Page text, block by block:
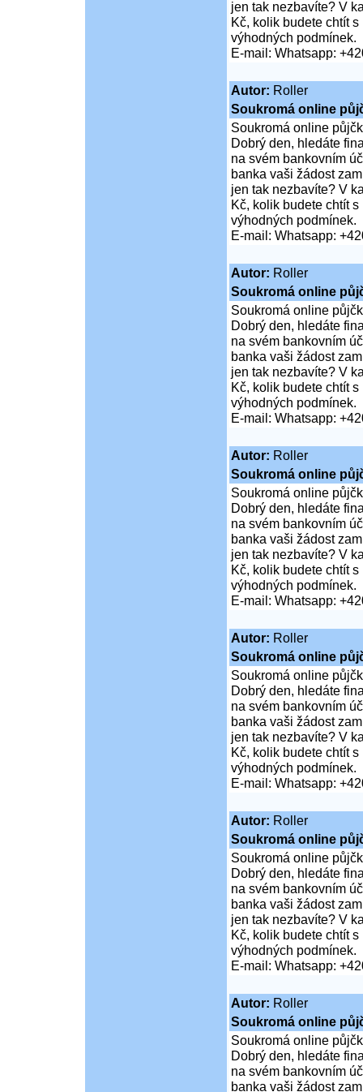
jen tak nezbavíte? V
Kč, kolik budete chtít
výhodných podmínek.
E-mail: Whatsapp:
Autor: Roller
Soukromá online
Soukromá online
Dobrý den, hledáte
na svém bankovním
banka vaši žádost
jen tak nezbavíte? V
Kč, kolik budete chtít
výhodných podmínek.
E-mail: Whatsapp:
Autor: Roller
Soukromá online
Soukromá online
Dobrý den, hledáte
na svém bankovním
banka vaši žádost
jen tak nezbavíte? V
Kč, kolik budete chtít
výhodných podmínek.
E-mail: Whatsapp:
Autor: Roller
Soukromá online
Soukromá online
Dobrý den, hledáte
na svém bankovním
banka vaši žádost
jen tak nezbavíte? V
Kč, kolik budete chtít
výhodných podmínek.
E-mail: Whatsapp:
Autor: Roller
Soukromá online
Soukromá online
Dobrý den, hledáte
na svém bankovním
banka vaši žádost
jen tak nezbavíte? V
Kč, kolik budete chtít
výhodných podmínek.
E-mail: Whatsapp:
Autor: Roller
Soukromá online
Soukromá online
Dobrý den, hledáte
na svém bankovním
banka vaši žádost
jen tak nezbavíte? V
Kč, kolik budete chtít
výhodných podmínek.
E-mail: Whatsapp:
Autor: Roller
Soukromá online
Soukromá online
Dobrý den, hledáte
na svém bankovním
banka vaši žádost